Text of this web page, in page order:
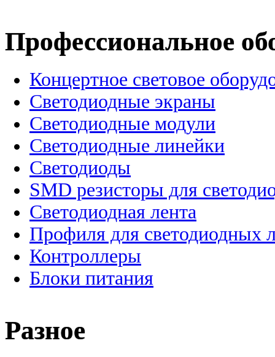
Профессиональное
Концертное световое
Cветодиодные экраны
Светодиодные модули
Светодиодные линейки
Светодиоды
SMD резисторы для
Светодиодная лента
Профиля для светодиодных
Контроллеры
Блоки питания
Разное